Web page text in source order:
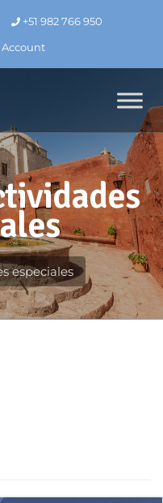
+51 982 766 950
especiales